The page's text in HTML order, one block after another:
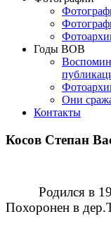
Годы ВОВ
Они
Контакты
Косов Степан
Родился в
Похоронен в